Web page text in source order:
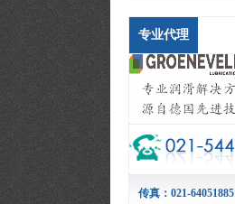
专业代理
传真：021-64051885